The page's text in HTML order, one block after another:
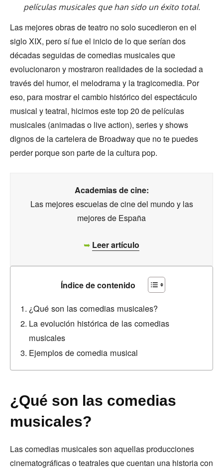
películas musicales que han sido un éxito total.
Las mejores obras de teatro no solo sucedieron en el
siglo XIX, pero sí fue el inicio de lo que serían dos
décadas seguidas de comedias musicales que
evolucionaron y mostraron realidades de la sociedad a
través del humor, el melodrama y la tragicomedia. Por
eso, para mostrar el cambio histórico del espectáculo
musical y teatral, hicimos este top 20 de películas
musicales (animadas o live action), series y shows
dignos de la cartelera de Broadway que no te puedes
perder porque son parte de la cultura pop.
Academias de cine:
Las mejores escuelas de cine del mundo y las
mejores de España
➥ Leer artículo
Índice de contenido
¿Qué son las comedias musicales?
La evolución histórica de las comedias
musicales
Ejemplos de comedia musical
¿Qué son las comedias
musicales?
Las comedias musicales son aquellas producciones
cinematográficas o teatrales que cuentan una historia con